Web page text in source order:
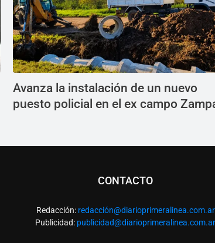
Avanza la instalación de un nuevo
puesto policial en el ex campo
CONTACTO
Redacción: redacción@diarioprimeralinea.com.ar
Publicidad: publicidad@diarioprimeralinea.com.ar